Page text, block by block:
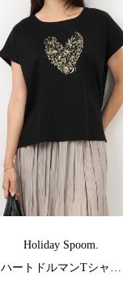
Holiday Spoom.
ハートドルマンTシャ…